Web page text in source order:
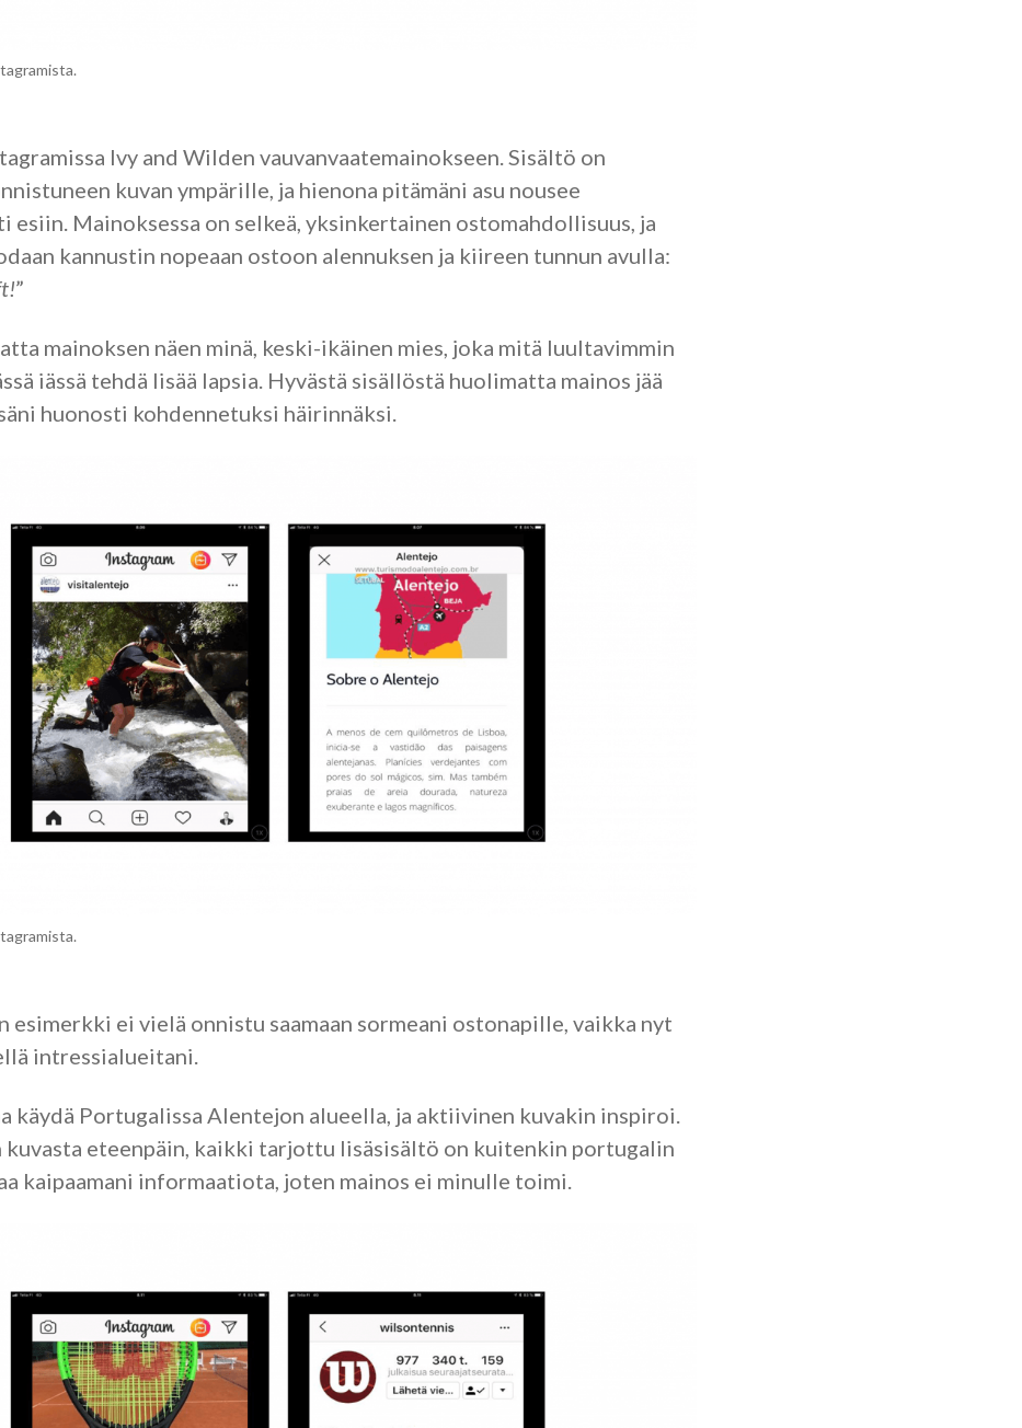
Ivy and Wilden vauvanvaatemainokseen. Sisältö on
kuvan ympärille, ja hienona pitämäni asu nousee
esiin. Mainoksessa on selkeä, yksinkertainen ostomahdollisuus, ja
kannustin nopeaan ostoon alennuksen ja kiireen tunnun avulla:
”
mainoksen näen minä, keski-ikäinen mies, joka mitä luultavimmin
iässä tehdä lisää lapsia. Hyvästä sisällöstä huolimatta mainos jää
huonosti kohdennetuksi häirinnäksi.
esimerkki ei vielä onnistu saamaan sormeani ostonapille, vaikka nyt
intressialueitani.
käydä Portugalissa Alentejon alueella, ja aktiivinen kuvakin inspiroi.
kuvasta eteenpäin, kaikki tarjottu lisäsisältö on kuitenkin portugalin
kaipaamani informaatiota, joten mainos ei minulle toimi.